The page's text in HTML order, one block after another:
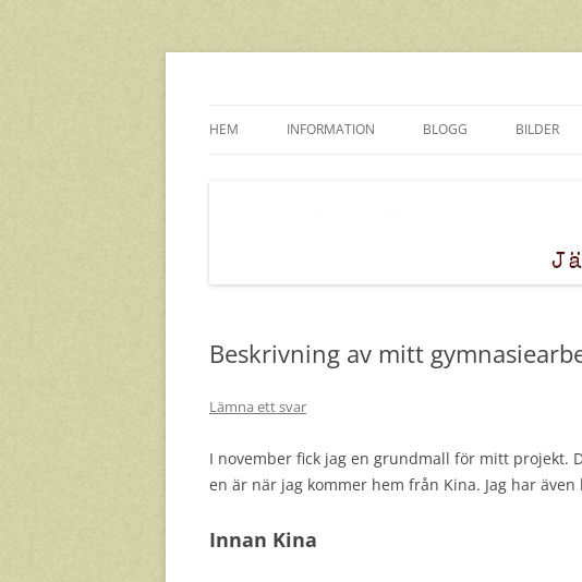
Hoppa
HEM INFORMATION BLOGG BILDER
Beskrivning av mitt
Lämna ett svar
I november fick jag en grundmall för mitt projekt.
en är när jag kommer hem från Kina. Jag har
Innan Kina